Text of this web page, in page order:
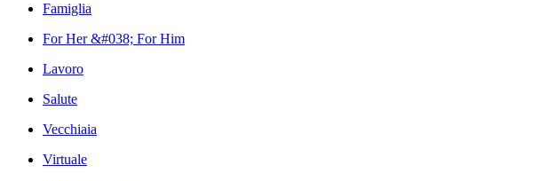
Famiglia
For Her &#038; For Him
Lavoro
Salute
Vecchiaia
Virtuale